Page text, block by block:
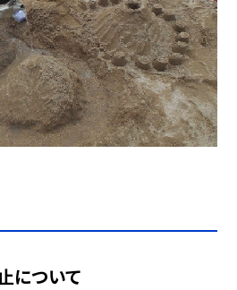
について